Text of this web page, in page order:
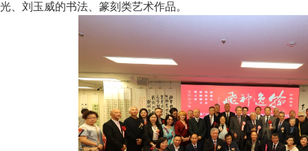
光、刘玉威的书法、篆刻类艺术作品。